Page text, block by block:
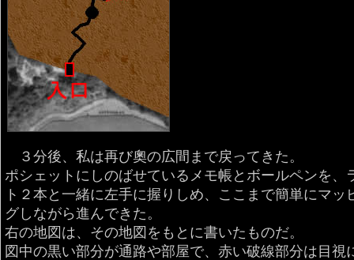
３分後、私は再び奧の広間まで戻ってきた。
ポシェットにしのばせているメモ帳とボールペンを、
ト２本と一緒に左手に握りしめ、ここまで簡単にマッ
グしながら進んできた。
右の地図は、その地図をもとに書いたものだ。
図中の黒い部分が通路や部屋で、赤い破線部分は目視